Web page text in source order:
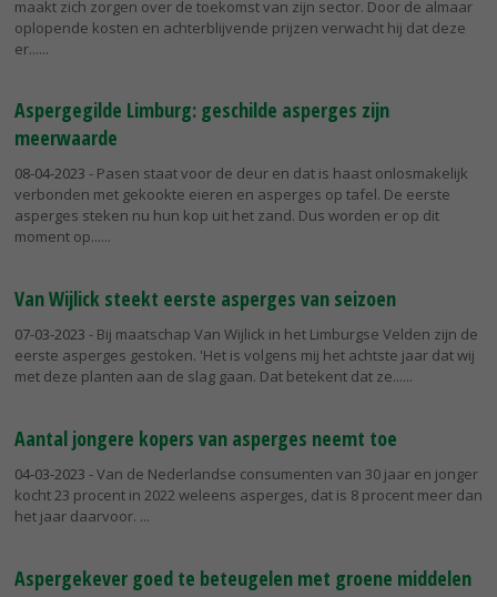
maakt zich zorgen over de toekomst van zijn sector. Door de almaar
oplopende kosten en achterblijvende prijzen verwacht hij dat deze
er...
Aspergegilde Limburg: geschilde asperges zijn
meerwaarde
08-04-2023 - Pasen staat voor de deur en dat is haast onlosmakelijk
verbonden met gekookte eieren en asperges op tafel. De eerste
asperges steken nu hun kop uit het zand. Dus worden er op dit
moment op...
Van Wijlick steekt eerste asperges van seizoen
07-03-2023 - Bij maatschap Van Wijlick in het Limburgse Velden zijn de
eerste asperges gestoken. 'Het is volgens mij het achtste jaar dat wij
met deze planten aan de slag gaan. Dat betekent dat ze...
Aantal jongere kopers van asperges neemt toe
04-03-2023 - Van de Nederlandse consumenten van 30 jaar en jonger
kocht 23 procent in 2022 weleens asperges, dat is 8 procent meer dan
het jaar daarvoor.
Aspergekever goed te beteugelen met groene middelen